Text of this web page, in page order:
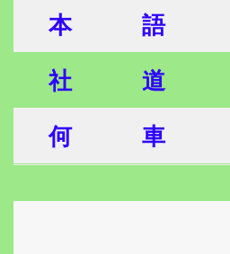
本 語
社
道
何
車